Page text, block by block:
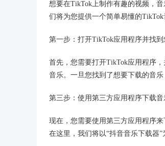
想要在TikTok上制作有趣的视频，
们将为您提供一个简单易懂的
第一步：打开TikTok应用程序并找
首先，您需要打开TikTok应用程序
音乐。一旦您找到了想要下载的音乐
第三步：使用第三方应用程序下载音
现在，您需要使用第三方应用程序
在这里，我们将以“抖音音乐下载器”